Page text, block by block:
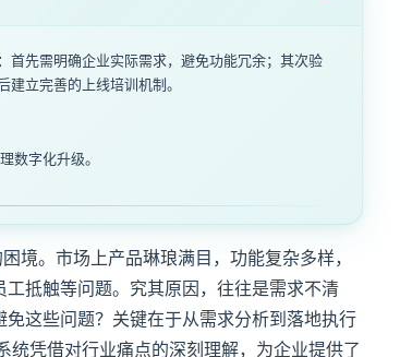
首先需明确企业实际需求，避免功能冗余；其次验
立完善的上线培训机制。
数字化升级。
境。市场上产品琳琅满目，功能复杂多样，
抵触等问题。究其原因，往往是需求不清
这些问题？关键在于从需求分析到落地执行
凭借对行业痛点的深刻理解，为企业提供了